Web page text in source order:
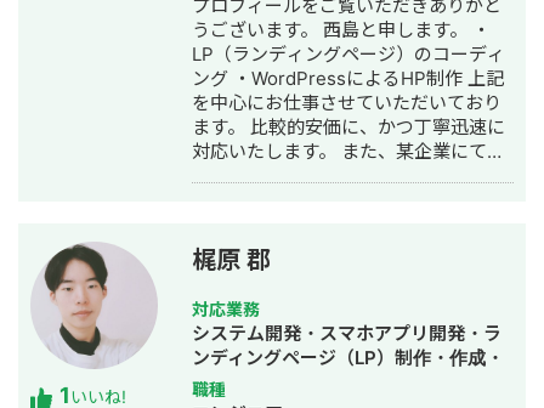
プロフィールをご覧いただきありがと
うございます。 西島と申します。 ・
LP（ランディングページ）のコーディ
ング ・WordPressによるHP制作 上記
を中心にお仕事させていただいており
ます。 比較的安価に、かつ丁寧迅速に
対応いたします。 また、某企業にて
ください。
1いいね!
梶原 郡
対応業務
システム開発・スマホアプリ開発・ラ
ンディングページ（LP）制作・作成・
ECサイト構築・ネットショップ作成代
職種